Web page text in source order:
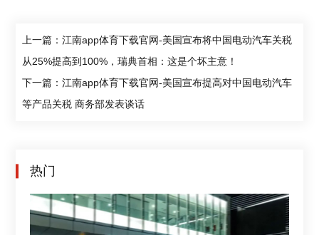
上一篇：江南app体育下载官网-美国宣布将中国电动汽车关税
从25%提高到100%，瑞典首相：这是个坏主意！
下一篇：江南app体育下载官网-美国宣布提高对中国电动汽车
等产品关税 商务部发表谈话
热门